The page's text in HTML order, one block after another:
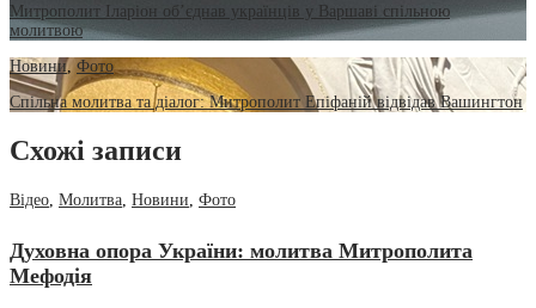
Митрополит Іларіон об’єднав українців у Варшаві спільною
молитвою
Новини, Фото
Спільна молитва та діалог: Митрополит Епіфаній відвідав Вашингтон
Схожі записи
Відео, Молитва, Новини, Фото
Духовна опора України: молитва Митрополита
Мефодія